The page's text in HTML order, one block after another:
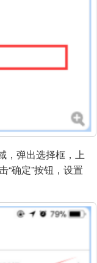
，弹出选择框，上
“确定”按钮，设置